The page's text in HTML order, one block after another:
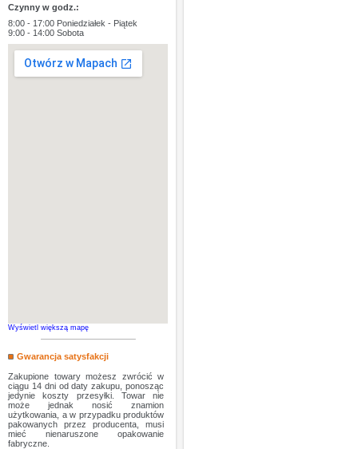
Czynny w godz.:
8:00 - 17:00 Poniedziałek - Piątek
9:00 - 14:00 Sobota
Wyświetl większą mapę
Gwarancja satysfakcji
Zakupione towary możesz zwrócić w
ciągu 14 dni od daty zakupu, ponosząc
jedynie koszty przesyłki. Towar nie
może jednak nosić znamion
użytkowania, a w przypadku produktów
pakowanych przez producenta, musi
mieć nienaruszone opakowanie
fabryczne.